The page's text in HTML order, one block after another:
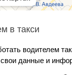
в такси
водителем
свои данные и